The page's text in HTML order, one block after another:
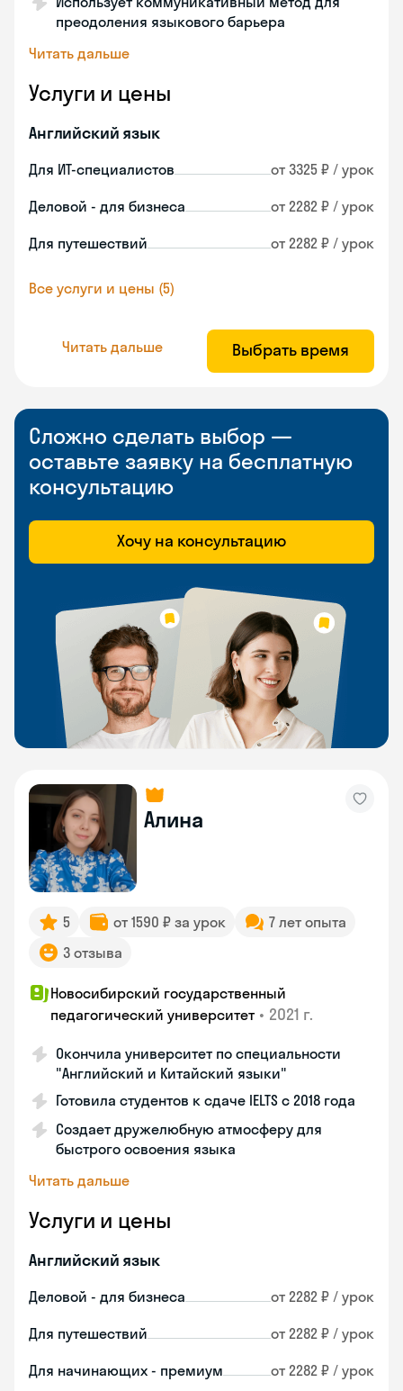
преодоления языкового барьера
Читать дальше
Услуги и цены
Английский язык
Для ИТ-специалистов от 3325 ₽ / урок
Деловой - для бизнеса от 2282 ₽ / урок
Для путешествий от 2282 ₽ / урок
Все услуги и цены (5)
Читать дальше Выбрать время
Сложно сделать выбор —
оставьте заявку на бесплатную
консультацию
Хочу на консультацию
Алина
5 от 1590 ₽ за урок
7 лет опыта
3 отзыва
Новосибирский государственный
педагогический университет • 2021 г.
Окончила университет по специальности
"Английский и Китайский языки"
Готовила студентов к сдаче IELTS с 2018 года
Создает дружелюбную атмосферу для
быстрого освоения языка
Читать дальше
Услуги и цены
Английский язык
Деловой - для бизнеса от 2282 ₽ / урок
Для путешествий от 2282 ₽ / урок
Для начинающих - премиум от 2282 ₽ / урок